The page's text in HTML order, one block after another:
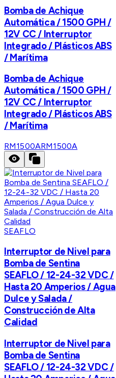
Bomba de Achique
Automática / 1500 GPH /
12V CC / Interruptor
Integrado / Plásticos ABS
/ Marítima
Bomba de Achique
Automática / 1500 GPH /
12V CC / Interruptor
Integrado / Plásticos ABS
/ Marítima
RM1500ARM1500A
SEAFLO
Interruptor de Nivel para
Bomba de Sentina
SEAFLO / 12-24-32 VDC /
Hasta 20 Amperios / Agua
Dulce y Salada /
Construcción de Alta
Calidad
Interruptor de Nivel para
Bomba de Sentina
SEAFLO / 12-24-32 VDC /